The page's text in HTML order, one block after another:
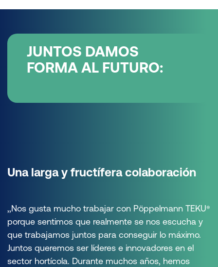
JUNTOS DAMOS
FORMA AL FUTURO:
Una larga y fructífera colaboración
,,Nos gusta mucho trabajar con Pöppelmann TEKU®
porque sentimos que realmente se nos escucha y
que trabajamos juntos para conseguir lo máximo.
Juntos queremos ser líderes e innovadores en el
sector hortícola. Durante muchos años, hemos